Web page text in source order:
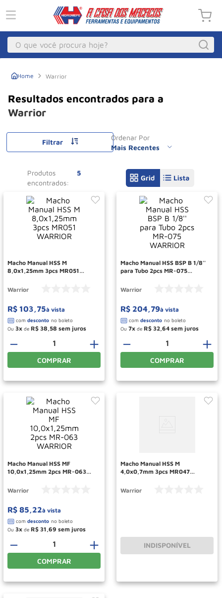
O que você procura hoje?
Warrior
Warrior
Ordenar Por
Mais Recentes
Filtrar
5
Produtos
Macho Manual HSS M
8,0x1,25mm 3pcs MR051
Warrior
R$ 103,75à vista
Ou 3 de R$ 38,58
＋
－
COMPRAR
Macho Manual HSS BSP B 1/8''
para Tubo 2pcs MR-075
Warrior
R$ 204,79à vista
Ou 7 de R$ 32,64
＋
－
COMPRAR
Macho Manual HSS MF
10,0x1,25mm 2pcs MR-063
Warrior
R$ 85,22à vista
Ou 3 de R$ 31 69
＋
－
COMPRAR
Macho Manual HSS M
4,0x0,7mm 3pcs MR047
Warrior
INDISPONÍVEL
1 º Macacos
Macaco Hidraulico
Guincho
Macaco
Talha
Paleteira
Rodizio